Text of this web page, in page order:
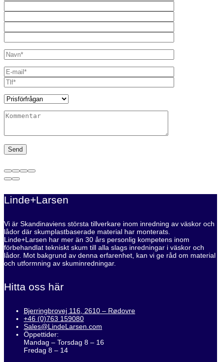
Linde+Larsen
Vi är Skandinaviens största tillverkare inom inredning av väskor och
lådor där skumplastbaserade material har monterats.
Linde+Larsen har mer än 30 års personlig kompetens inom
förbehandlat tekniskt skum till alla slags inredningar i väskor och
lådor. Mot bakgrund av denna erfarenhet, kan vi ge råd om material
och utformning av skuminredningar.
Hitta oss här
Bjerringbrovej 116, 2610 – Rødovre
+46 (0)763 159080
Sales@LindeLarsen.com
Öppettider:
Mandag – Torsdag 8 – 16
Fredag 8 – 14